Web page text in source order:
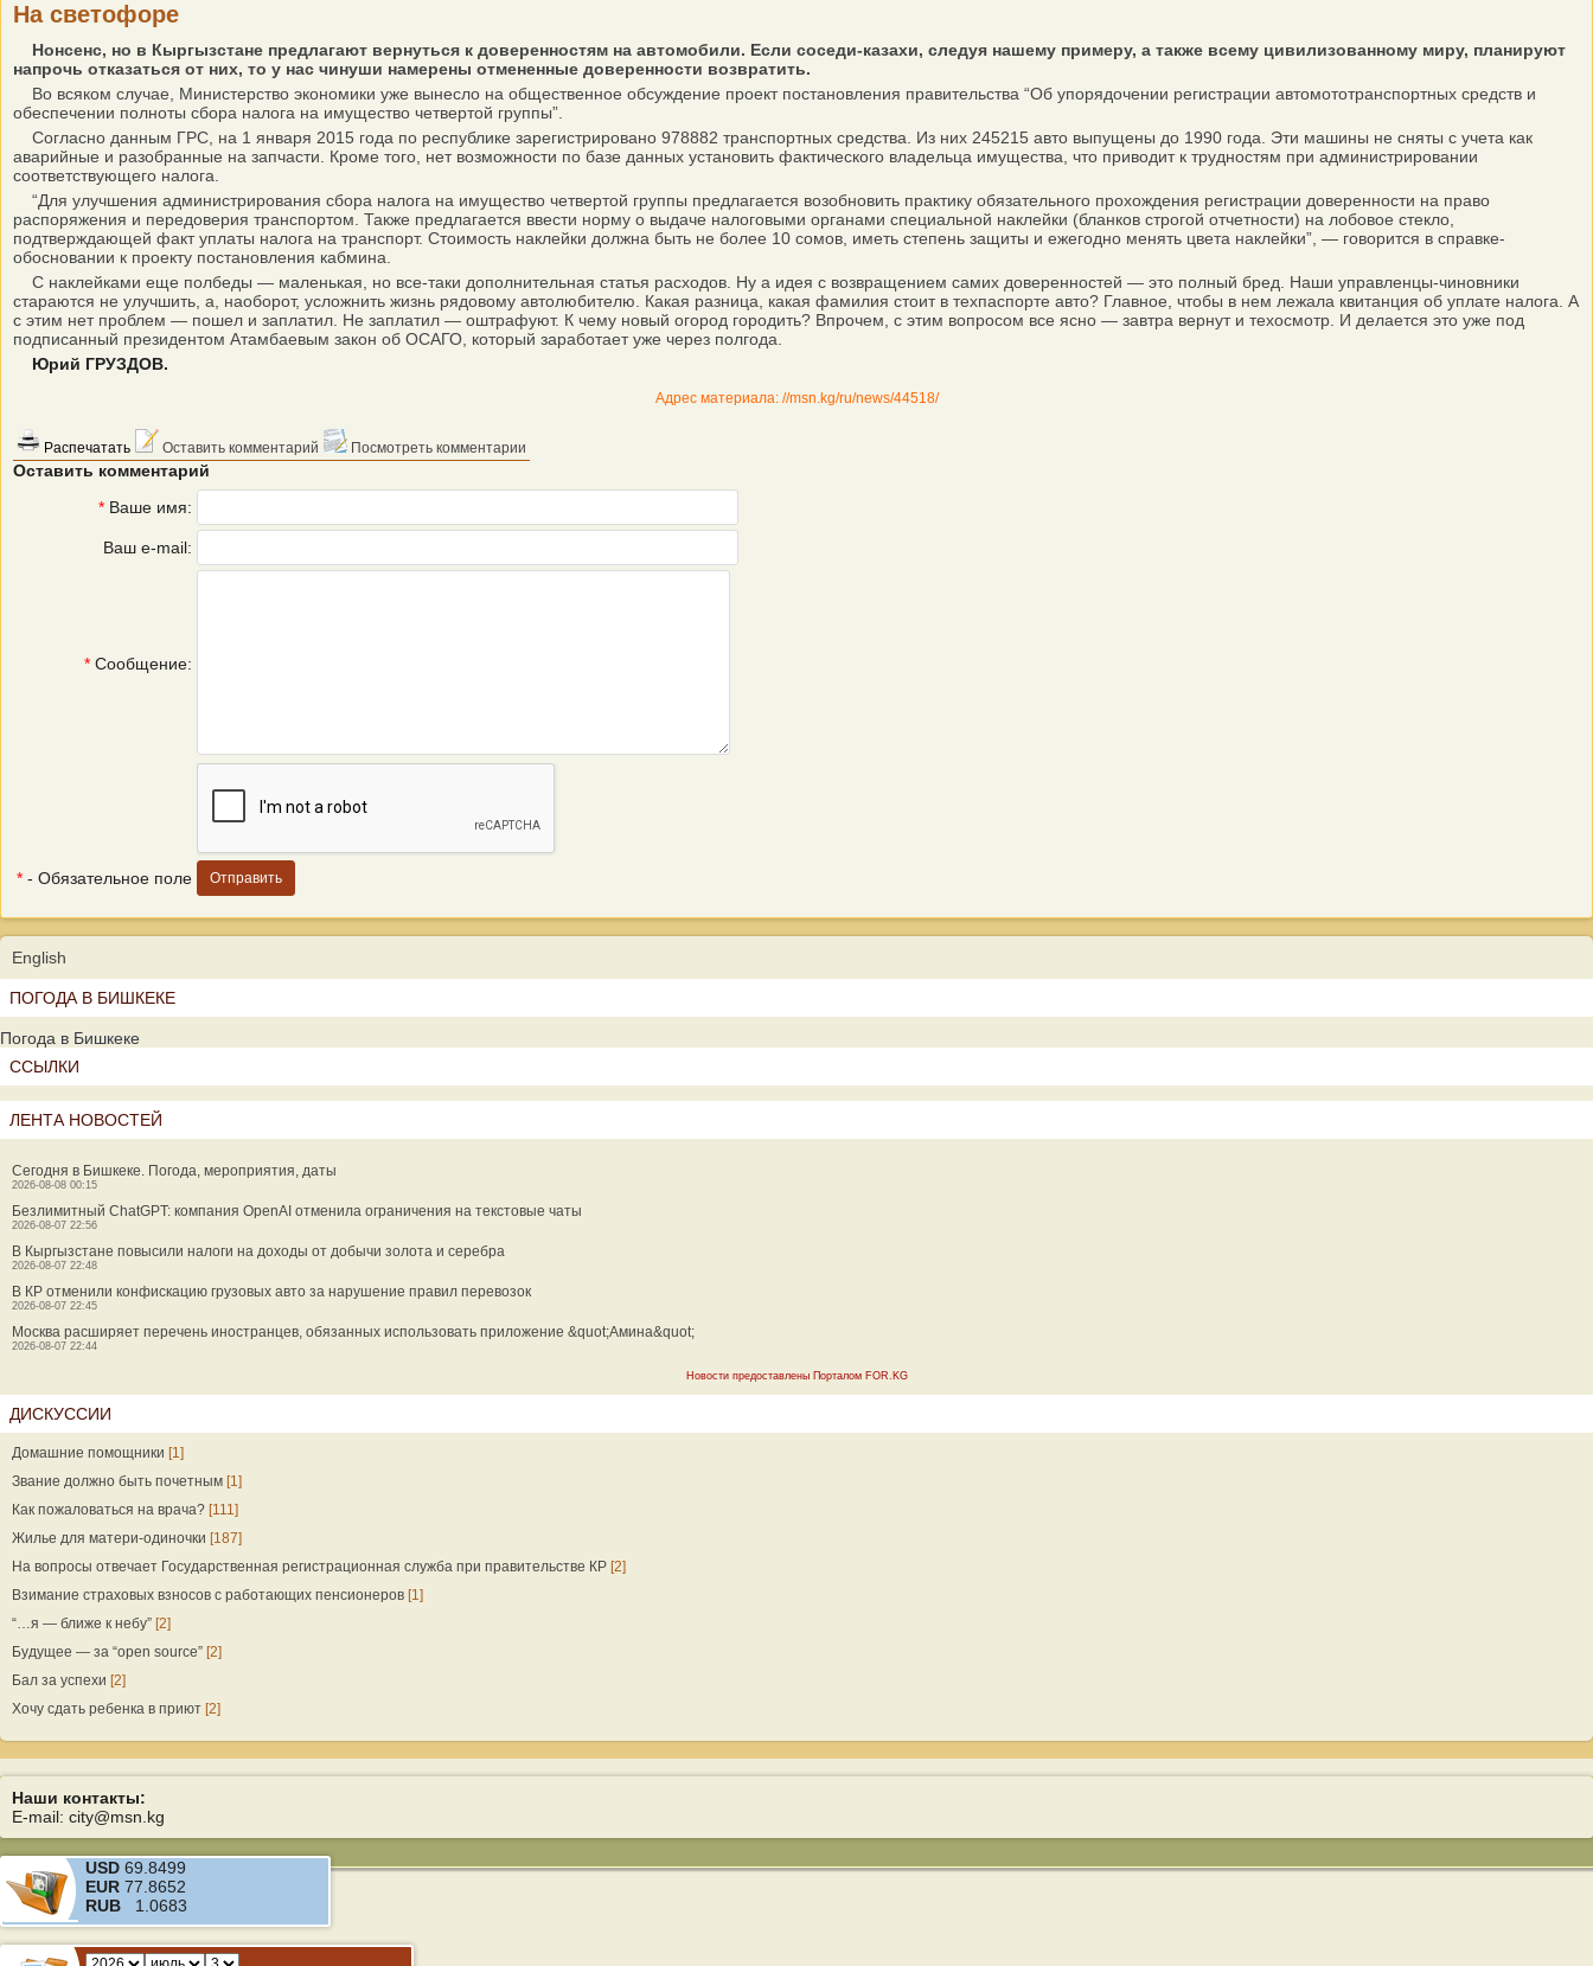
На светофоре
Нонсенс, но в Кыргызстане предлагают вернуться к доверенностям на автомобили. Если соседи-казахи, следуя нашему примеру, а также всему цивилизованному миру, планируют
напрочь отказаться от них, то у нас чинуши намерены отмененные доверенности возвратить.
Во всяком случае, Министерство экономики уже вынесло на общественное обсуждение проект постановления правительства “Об упорядочении регистрации автомототранспортных средств и
обеспечении полноты сбора налога на имущество четвертой группы”.
Согласно данным ГРС, на 1 января 2015 года по республике зарегистрировано 978882 транспортных средства. Из них 245215 авто выпущены до 1990 года. Эти машины не сняты с учета как
аварийные и разобранные на запчасти. Кроме того, нет возможности по базе данных установить фактического владельца имущества, что приводит к трудностям при администрировании
соответствующего налога.
“Для улучшения администрирования сбора налога на имущество четвертой группы предлагается возобновить практику обязательного прохождения регистрации доверенности на право
распоряжения и передоверия транспортом. Также предлагается ввести норму о выдаче налоговыми органами специальной наклейки (бланков строгой отчетности) на лобовое стекло,
подтверждающей факт уплаты налога на транспорт. Стоимость наклейки должна быть не более 10 сомов, иметь степень защиты и ежегодно менять цвета наклейки”, — говорится в справке-
обосновании к проекту постановления кабмина.
С наклейками еще полбеды — маленькая, но все-таки дополнительная статья расходов. Ну а идея с возвращением самих доверенностей — это полный бред. Наши управленцы-чиновники
стараются не улучшить, а, наоборот, усложнить жизнь рядовому автолюбителю. Какая разница, какая фамилия стоит в техпаспорте авто? Главное, чтобы в нем лежала квитанция об уплате налога. А
с этим нет проблем — пошел и заплатил. Не заплатил — оштрафуют. К чему новый огород городить? Впрочем, с этим вопросом все ясно — завтра вернут и техосмотр. И делается это уже под
подписанный президентом Атамбаевым закон об ОСАГО, который заработает уже через полгода.
Юрий ГРУЗДОВ.
Адрес материала: //msn.kg/ru/news/44518/
Распечатать Оставить комментарий Посмотреть комментарии
Оставить комментарий
* Ваше имя:
Ваш e-mail:
* Сообщение:
* - Обязательное поле
English
ПОГОДА В БИШКЕКЕ
Погода в Бишкеке
ССЫЛКИ
ЛЕНТА НОВОСТЕЙ
Сегодня в Бишкеке. Погода, мероприятия, даты
2026-08-08 00:15
Безлимитный ChatGPT: компания OpenAI отменила ограничения на текстовые чаты
2026-08-07 22:56
В Кыргызстане повысили налоги на доходы от добычи золота и серебра
2026-08-07 22:48
В КР отменили конфискацию грузовых авто за нарушение правил перевозок
2026-08-07 22:45
Москва расширяет перечень иностранцев, обязанных использовать приложение &quot;Амина&quot;
2026-08-07 22:44
Новости предоставлены Порталом FOR.KG
ДИСКУССИИ
Домашние помощники [1]
Звание должно быть почетным [1]
Как пожаловаться на врача? [111]
Жилье для матери-одиночки [187]
На вопросы отвечает Государственная регистрационная служба при правительстве КР [2]
Взимание страховых взносов с работающих пенсионеров [1]
“…я — ближе к небу” [2]
Будущее — за “open source” [2]
Бал за успехи [2]
Хочу сдать ребенка в приют [2]
Наши контакты:
E-mail: city@msn.kg
USD 69.8499
EUR 77.8652
RUB 1.0683